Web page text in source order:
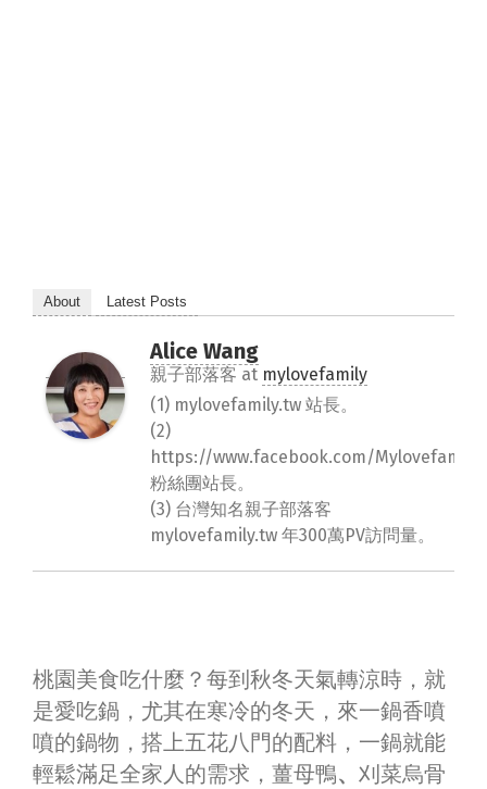
About Latest Posts
Alice Wang
親子部落客 at mylovefamily
(1) mylovefamily.tw 站長。
(2)
https://www.facebook.com/
粉絲團站長。
(3) 台灣知名親子部落客
mylovefamily.tw 年300萬PV訪問量。
桃園美食吃什麼？每到秋冬天氣轉涼時，就
是愛吃鍋，尤其在寒冷的冬天，來一鍋香噴
噴的鍋物，搭上五花八門的配料，一鍋就能
輕鬆滿足全家人的需求，薑母鴨、 刈菜烏骨